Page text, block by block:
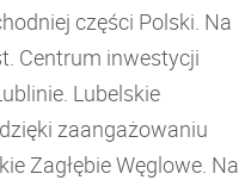
części Polski. Na
Centrum inwestycji
Lubelskie
zaangażowaniu
Zagłębie Węglowe. Na